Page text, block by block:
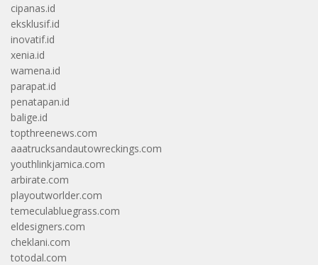
cipanas.id
eksklusif.id
inovatif.id
xenia.id
wamena.id
parapat.id
penatapan.id
balige.id
topthreenews.com
aaatrucksandautowreckings.com
youthlinkjamica.com
arbirate.com
playoutworlder.com
temeculabluegrass.com
eldesigners.com
cheklani.com
totodal.com